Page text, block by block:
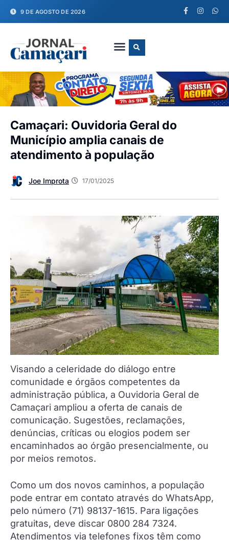
9 DE AGOSTO DE 2026
Camaçari: Ouvidoria Geral do
Município amplia canais de
atendimento à população
Joe Improta 17/01/2025
Visando a celeridade do diálogo entre
comunidade e órgãos competentes da
administração pública, a Ouvidoria Geral de
Camaçari ampliou a oferta de canais de
comunicação. Sugestões, reclamações,
denúncias, críticas ou elogios podem ser
encaminhados ao órgão presencialmente, ou
por meios remotos.
Como um dos novos caminhos, a população
pode entrar em contato através do WhatsApp,
pelo número (71) 98137-1615. Para ligações
gratuitas, deve discar 0800 284 7324.
Atendimentos via telefones fixos têm como